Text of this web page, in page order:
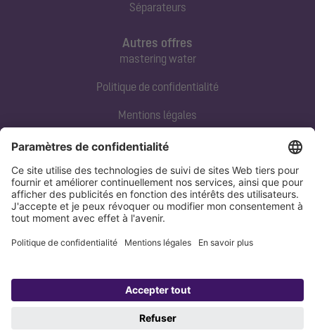
Séparateurs
Contact direct
Tel:+33 3 88 65 76 00
Email:info@kessel.fr
Autres offres
mastering water
Politique de confidentialité
Mentions légales
Copyright 1998-2026 KESSEL SE + Co. KG, Bahnhofstraße 31, 85101 Lenting,
Politique de confidentialité Mentions légales